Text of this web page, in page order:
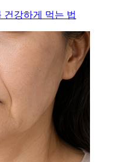
건강하게 먹는 법